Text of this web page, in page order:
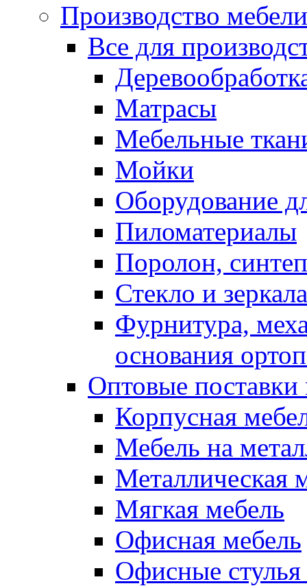
Производство мебели
Все для
Матрасы
Мебельные
Мойки
Оборудование
Пиломатериалы
Поролон,
Стекло и зеркала
Фурнитура,
основания
Оптовые поставки
Корпусная
Мебель на
Металлическая
Мягкая мебель
Офисная мебель
Офисные стулья